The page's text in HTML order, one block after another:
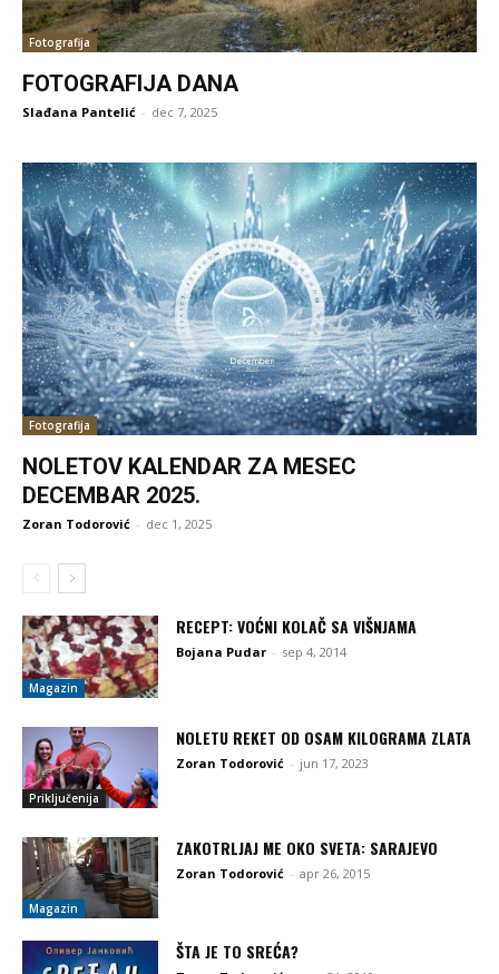
Fotografija
FOTOGRAFIJA DANA
Slađana Pantelić - dec 7, 2025
Fotografija
NOLETOV KALENDAR ZA MESEC
DECEMBAR 2025.
Zoran Todorović - dec 1, 2025
Magazin
RECEPT: VOĆNI KOLAČ SA VIŠNJAMA
Bojana Pudar - sep 4, 2014
Priključenija
NOLETU REKET OD OSAM KILOGRAMA ZLATA
Zoran Todorović - jun 17, 2023
Magazin
ZAKOTRLJAJ ME OKO SVETA: SARAJEVO
Zoran Todorović - apr 26, 2015
ŠTA JE TO SREĆA?